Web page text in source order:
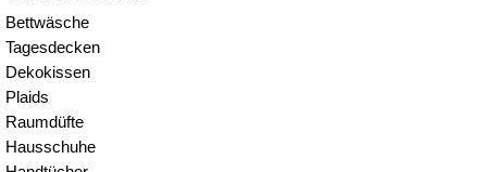
Bettwäsche
Tagesdecken
Dekokissen
Plaids
Raumdüfte
Hausschuhe